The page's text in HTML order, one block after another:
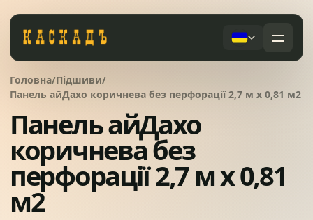
Послуги
Дах під ключ
Сервісне обслуговування
01 Черепиця та комплектуючі
02 Фасади та тераси
03 Заборы
Головна/Підшиви/
Панель айДахо коричнева без перфорації 2,7 м x 0,81 м2
Панель айДахо
коричнева без
перфорації 2,7 м x 0,81
м2